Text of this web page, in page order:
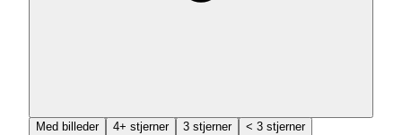
Med billeder 4+ stjerner 3 stjerner < 3 stjerner